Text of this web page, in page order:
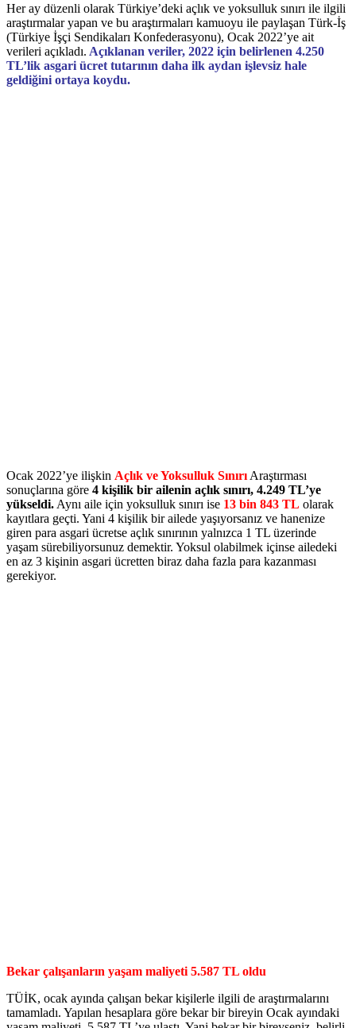
Her ay düzenli olarak Türkiye’deki açlık ve yoksulluk sınırı ile ilgili
araştırmalar yapan ve bu araştırmaları kamuoyu ile paylaşan Türk-İş
(Türkiye İşçi Sendikaları Konfederasyonu), Ocak 2022’ye ait
verileri açıkladı. Açıklanan veriler, 2022 için belirlenen 4.250
TL’lik asgari ücret tutarının daha ilk aydan işlevsiz hale
geldiğini ortaya koydu.
Ocak 2022’ye ilişkin Açlık ve Yoksulluk Sınırı Araştırması
sonuçlarına göre 4 kişilik bir ailenin açlık sınırı, 4.249 TL’ye
yükseldi. Aynı aile için yoksulluk sınırı ise 13 bin 843 TL olarak
kayıtlara geçti. Yani 4 kişilik bir ailede yaşıyorsanız ve hanenize
giren para asgari ücretse açlık sınırının yalnızca 1 TL üzerinde
yaşam sürebiliyorsunuz demektir. Yoksul olabilmek içinse ailedeki
en az 3 kişinin asgari ücretten biraz daha fazla para kazanması
gerekiyor.
Bekar çalışanların yaşam maliyeti 5.587 TL oldu
TÜİK, ocak ayında çalışan bekar kişilerle ilgili de araştırmalarını
tamamladı. Yapılan hesaplara göre bekar bir bireyin Ocak ayındaki